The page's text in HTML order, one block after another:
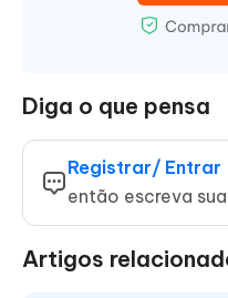
Diga o que pensa
Registrar/ Entrar
então escreva
Artigos